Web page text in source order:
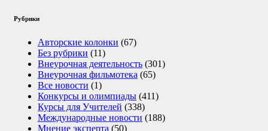
Рубрики
Авторские колонки (67)
Без рубрики (11)
Внеурочная деятельность (301)
Внеурочная фильмотека (65)
Все новости (1)
Конкурсы и олимпиады (411)
Курсы для Учителей (338)
Международные новости (188)
Мнение эксперта (50)